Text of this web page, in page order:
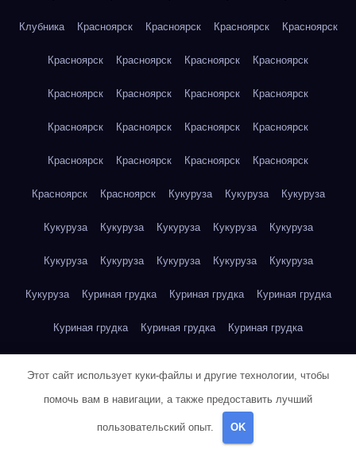
Клубника Красноярск Красноярск Красноярск Красноярск
Красноярск Красноярск Красноярск Красноярск
Красноярск Красноярск Красноярск Красноярск
Красноярск Красноярск Красноярск Красноярск
Красноярск Красноярск Красноярск Красноярск
Красноярск Красноярск Кукуруза Кукуруза Кукуруза
Кукуруза Кукуруза Кукуруза Кукуруза Кукуруза
Кукуруза Кукуруза Кукуруза Кукуруза Кукуруза
Кукуруза Куриная грудка Куриная грудка Куриная грудка
Куриная грудка Куриная грудка Куриная грудка
Куриная грудка Куриная грудка Куриная грудка
Куриная грудка Куриная грудка Куриная грудка
Этот сайт использует куки-файлы и другие технологии, чтобы
помочь вам в навигации, а также предоставить лучший
пользовательский опыт. OK